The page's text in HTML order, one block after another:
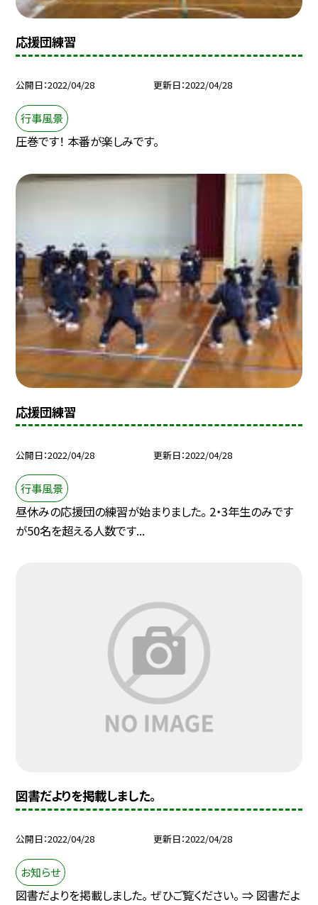
応援団練習
公開日 2022/04/28 更新日 2022/04/28
行事風景
圧巻です！ 本番が楽しみです。
応援団練習
公開日 2022/04/28 更新日 2022/04/28
行事風景
昼休みの応援団の練習が始まりました。 2・3年生のみです
が50名を超える人数です...
図書だよりを掲載しました。
公開日 2022/04/28 更新日 2022/04/28
お知らせ
図書だよりを掲載しました。 ぜひご覧ください。 ⇒ 図書だよ